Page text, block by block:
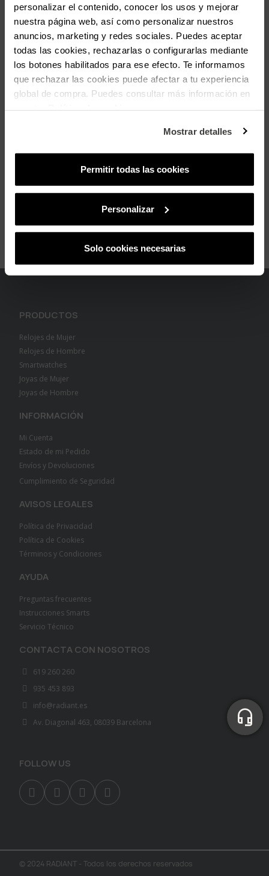
personalizar el contenido, conocer los usos y mejorar
nuestra página web, así como personalizar nuestros
anuncios, marketing y redes sociales. Puedes aceptar
todas las cookies, rechazarlas o configurarlas mediante
los botones habilitados para ese efecto. Te informamos
que rechazar las cookies puede afectar a tu experiencia
global de compra. Puedes consultar más información en
Mostrar detalles
Permitir todas las cookies
Personalizar
Solo cookies necesarias
un accesorio funcional y elegante para el uso diario o eventos formales.
add
Detalles del producto
add
Pago Seguro
add
Envío y Devoluciones
add
Cumplimiento Normativo de Seguridad
PRODUCTOS
Relojes de Mujer
Relojes de Hombre
Smartwatches
Joyas de Mujer
Joyas de Hombre
INFORMACIÓN
Mi Cuenta
Estado de mi Pedido
Envíos y Devoluciones
Cumplimiento de Seguridad
AVISOS LEGALES
Política de Privacidad
Política de Cookies
Términos y Condiciones
AYUDA
Preguntas frecuentes
Instrucciones Smarts
Servicio Técnico
CONTACTA CON NOSOTROS
619 260 260
935 453 893
info@radiant.es
Av. Diagonal 463, 08039 Barcelona
FOLLOW US
© 2024 RADIANT - Todos los derechos reservados